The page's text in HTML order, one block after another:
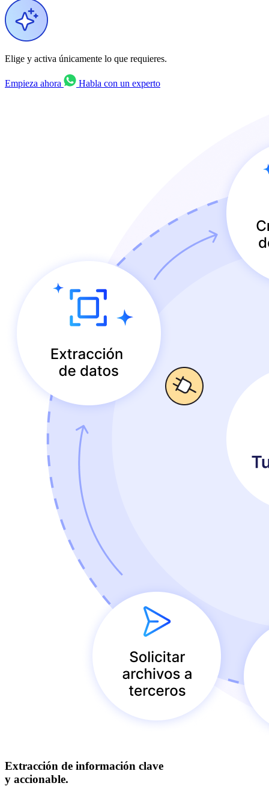
Elige y activa únicamente lo que requieres.
Empieza ahora Habla con un experto
Extracción de información clave
y accionable.